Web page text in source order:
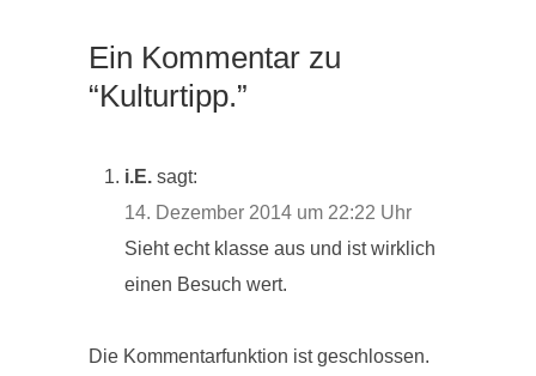
Ein Kommentar zu
“Kulturtipp.”
i.E. sagt:
14. Dezember 2014 um 22:22 Uhr
Sieht echt klasse aus und ist wirklich
einen Besuch wert.
Die Kommentarfunktion ist geschlossen.